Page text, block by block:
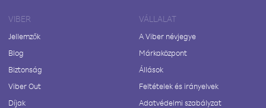
VIBER
Jellemzők
Blog
Biztonság
Viber Out
Díjak
VÁLLALAT
A Viber névjegye
Márkaközpont
Állások
Feltételek és irányelvek
Adatvédelmi szabályzat